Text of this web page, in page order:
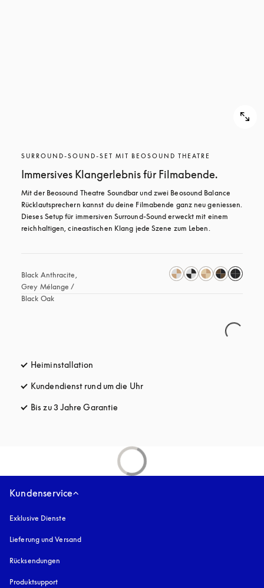
SURROUND-SOUND-SET MIT BEOSOUND THEATRE
Immersives Klangerlebnis für Filmabende.
Mit der Beosound Theatre Soundbar und zwei Beosound Balance
Rücklautsprechern kannst du deine Filmabende ganz neu geniessen.
Dieses Setup für immersiven Surround-Sound erweckt mit einem
reichhaltigen, cineastischen Klang jede Szene zum Leben.
Black Anthracite,
Grey Mélange /
Black Oak
Heiminstallation
Kundendienst rund um die Uhröffnet sich in einem neuen Tab
Bis zu 3 Jahre Garantie
Kundenservice
Exklusive Dienste
Lieferung und Versand
Rücksendungen
Produktsupport